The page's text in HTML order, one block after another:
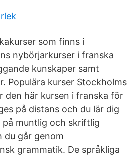
som finns i
nybörjarkurser i franska
kunskaper samt
Populära kurser Stockholms
den här kursen i franska för
på distans och du lär dig
muntlig och skriftlig
du går genom
grammatik. De språkliga